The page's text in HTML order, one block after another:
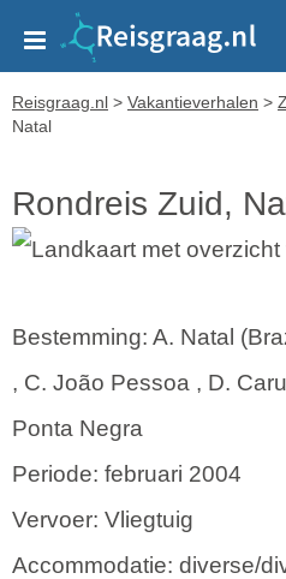
Reisgraag.nl > Vakantieverhalen >
Natal
Rondreis Zuid,
Bestemming: A. Natal
, C. João Pessoa , D.
Ponta Negra
Periode: februari 2004
Vervoer: Vliegtuig
Accommodatie: diverse/